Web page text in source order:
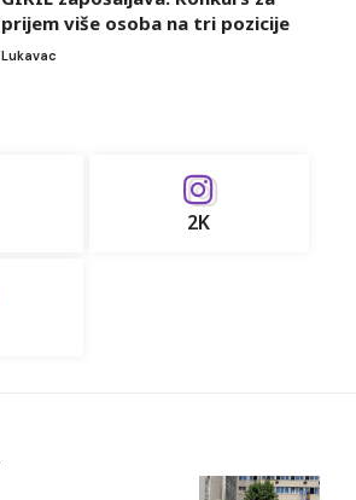
prijem više osoba na tri pozicije
Lukavac
2K